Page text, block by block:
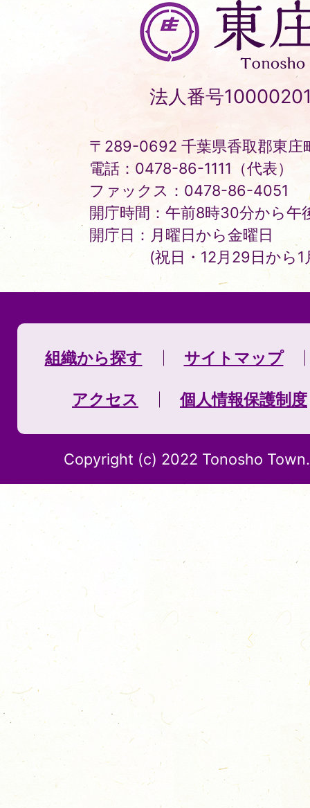
東
庄
町
Tonosho
Town
法人番号
〒289-0692 千葉県香取郡東庄
電話：0478-86-1111（代表）
ファックス：0478-86-4051
開庁時間：午前8時30分から午
開庁日：月曜日から金曜日
(祝日・12月29日から
組織から探す サイトマップ
アクセス 個人情報保護制度
Copyright (c) 2022 Tonosho